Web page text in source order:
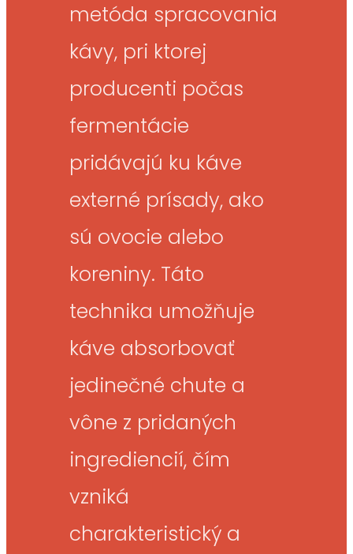
metóda spracovania
kávy, pri ktorej
producenti počas
fermentácie
pridávajú ku káve
externé prísady, ako
sú ovocie alebo
koreniny. Táto
technika umožňuje
káve absorbovať
jedinečné chute a
vône z pridaných
ingrediencií, čím
vzniká
charakteristický a